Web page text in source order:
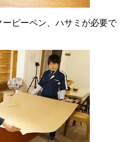
ピーペン、ハサミが必要で